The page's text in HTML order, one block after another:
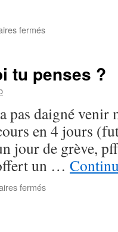
ferméssur
3ème
#
24
tu penses ?
pas daigné
en 4 jours
jour de grève,
un …
ferméssur